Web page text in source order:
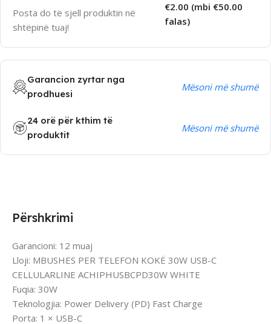
Posta do të sjell produktin në
shtëpinë tuaj!
€2.00 (mbi €50.00
falas)
Garancion zyrtar nga
prodhuesi
Mësoni më shumë
24 orë për kthim të
produktit
Mësoni më shumë
Përshkrimi
Garancioni: 12 muaj
Lloji: MBUSHES PER TELEFON KOKË 30W USB-C
CELLULARLINE ACHIPHUSBCPD30W WHITE
Fuqia: 30W
Teknologjia: Power Delivery (PD) Fast Charge
Porta: 1 × USB-C